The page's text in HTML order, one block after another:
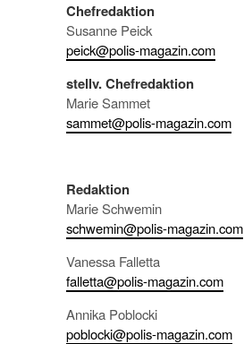
Chefredaktion
Susanne Peick
peick@polis-magazin.com
stellv. Chefredaktion
Marie Sammet
sammet@polis-magazin.com
Redaktion
Marie Schwemin
schwemin@polis-magazin.com
Vanessa Falletta
falletta@polis-magazin.com
Annika Poblocki
poblocki@polis-magazin.com